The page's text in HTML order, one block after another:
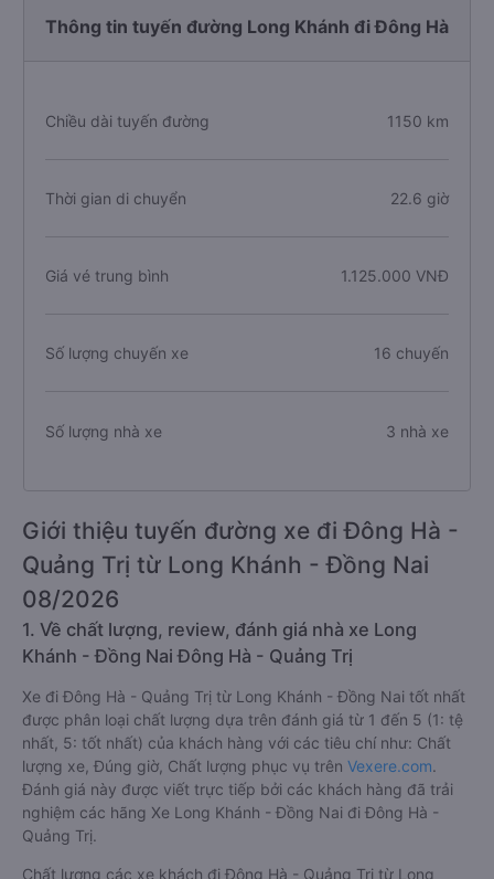
Thông tin tuyến đường Long Khánh đi Đông Hà
Chiều dài tuyến đường 1150 km
Thời gian di chuyển 22.6 giờ
Giá vé trung bình 1.125.000 VNĐ
Số lượng chuyến xe 16 chuyến
Số lượng nhà xe 3 nhà xe
Giới thiệu tuyến đường xe đi Đông Hà -
Quảng Trị từ Long Khánh - Đồng Nai
08/2026
1. Về chất lượng, review, đánh giá nhà xe Long
Khánh - Đồng Nai Đông Hà - Quảng Trị
Xe đi Đông Hà - Quảng Trị từ Long Khánh - Đồng Nai tốt nhất
được phân loại chất lượng dựa trên đánh giá từ 1 đến 5 (1: tệ
nhất, 5: tốt nhất) của khách hàng với các tiêu chí như: Chất
lượng xe, Đúng giờ, Chất lượng phục vụ trên Vexere.com.
Đánh giá này được viết trực tiếp bởi các khách hàng đã trải
nghiệm các hãng Xe Long Khánh - Đồng Nai đi Đông Hà -
Quảng Trị.
Chất lượng các xe khách đi Đông Hà - Quảng Trị từ Long